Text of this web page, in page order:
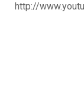
http://